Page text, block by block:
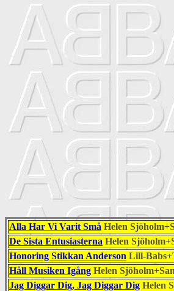
Alla Har Vi Varit Små Helen
De Sista Entusiasterna Helen
Honoring Stikkan Anderson Lill-
Håll Musiken Igång Helen
Jag Diggar Dig, Jag Diggar Dig Helen